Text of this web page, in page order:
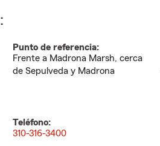
Punto de referencia:
Frente a Madrona Marsh, cerca
de Sepulveda y Madrona
Teléfono:
310-316-3400